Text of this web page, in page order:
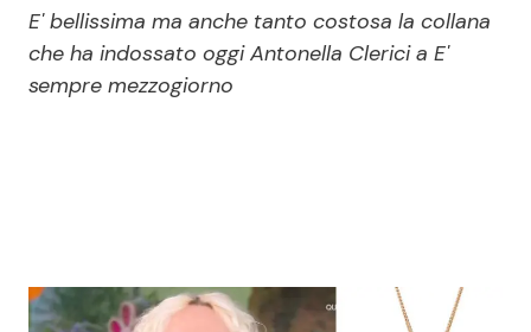
Politica Reality e Talent
News Musica
E' bellissima ma anche tanto costosa la collana
che ha indossato oggi Antonella Clerici a E'
sempre mezzogiorno